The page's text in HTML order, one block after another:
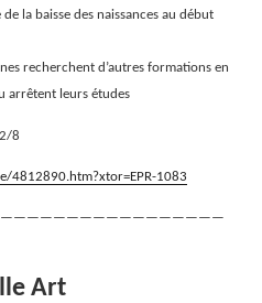
la baisse des naissances au début
recherchent d’autres formations en
arrêtent leurs études
8
4812890.htm?xtor=EPR-1083
Art